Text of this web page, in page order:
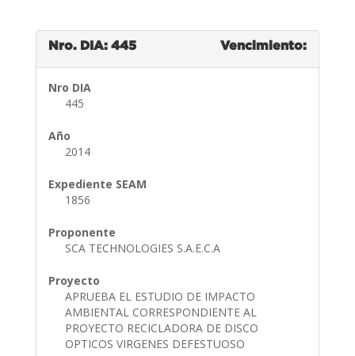
Nro. DIA: 445 Vencimiento:
Nro DIA
445
Año
2014
Expediente SEAM
1856
Proponente
SCA TECHNOLOGIES S.A.E.C.A
Proyecto
APRUEBA EL ESTUDIO DE IMPACTO
AMBIENTAL CORRESPONDIENTE AL
PROYECTO RECICLADORA DE DISCO
OPTICOS VIRGENES DEFESTUOSO